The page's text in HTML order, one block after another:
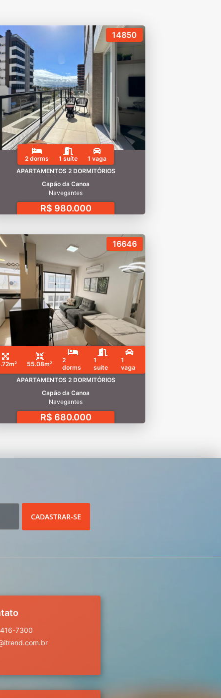
14850
2 dorms 1 suíte
1 vaga
APARTAMENTOS 2 DORMITÓRIOS
Capão da Canoa
Navegantes
R$ 980.000
16646
55.08m²
2
dorms
1
suíte
1
vaga
APARTAMENTOS 2 DORMITÓRIOS
Capão da Canoa
Navegantes
R$ 680.000
CADASTRAR-SE
7300